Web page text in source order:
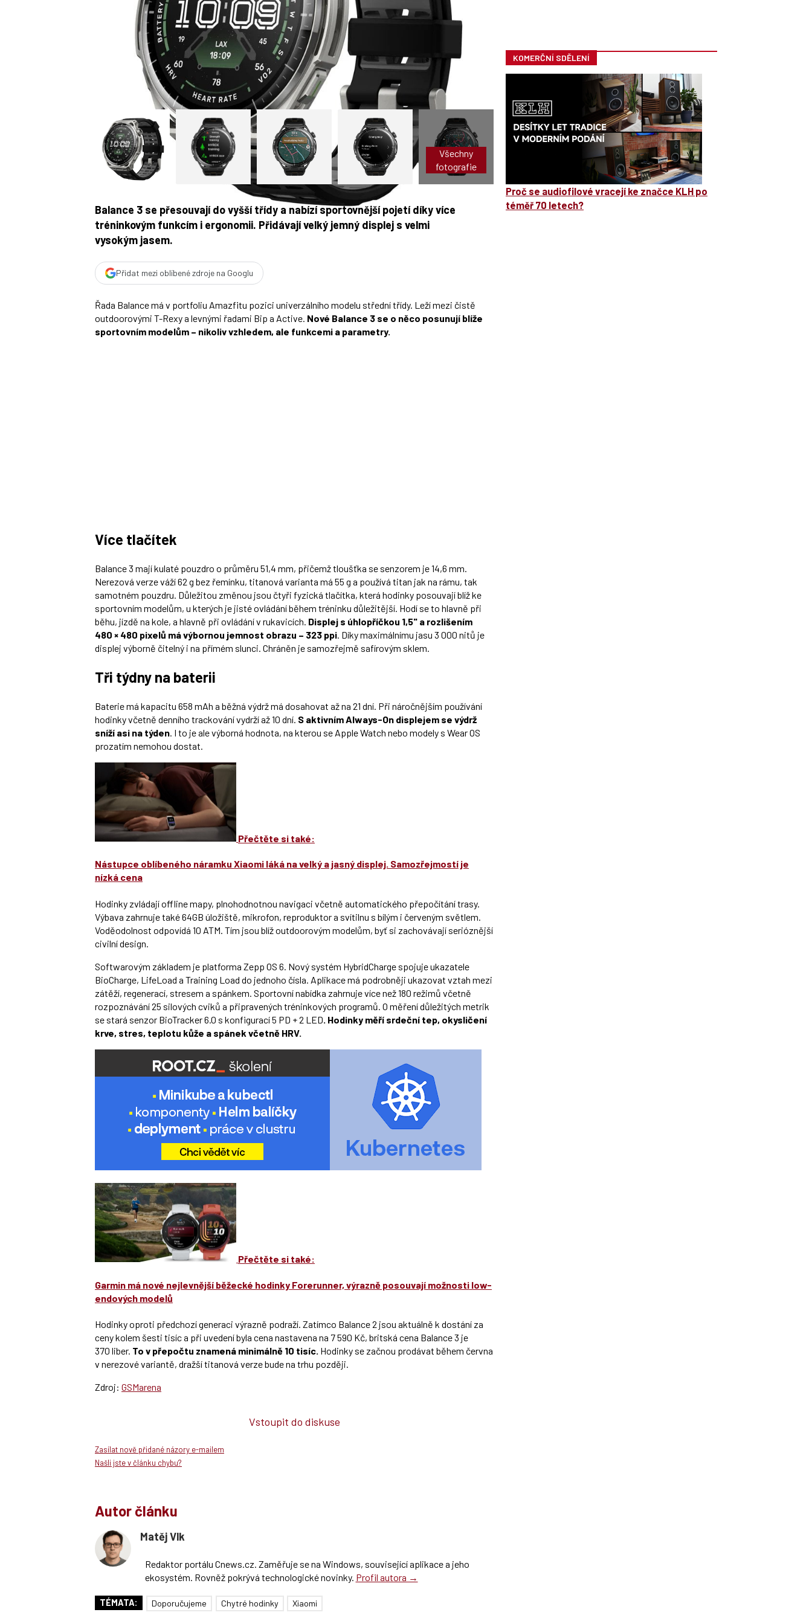
Všechny
fotografie
Balance 3 se přesouvají do vyšší třídy a nabízí sportovnější pojetí díky více
tréninkovým funkcím i ergonomii. Přidávají velký jemný displej s velmi
vysokým jasem.
Přidat mezi oblíbené zdroje na Googlu
Řada Balance má v portfoliu Amazfitu pozici univerzálního modelu střední třídy. Leží mezi čistě
outdoorovými T-Rexy a levnými řadami Bip a Active. Nové Balance 3 se o něco posunují blíže
sportovním modelům – nikoliv vzhledem, ale funkcemi a parametry.
Více tlačítek
Balance 3 mají kulaté pouzdro o průměru 51,4 mm, přičemž tloušťka se senzorem je 14,6 mm.
Nerezová verze váží 62 g bez řemínku, titanová varianta má 55 g a používá titan jak na rámu, tak
samotném pouzdru. Důležitou změnou jsou čtyři fyzická tlačítka, která hodinky posouvají blíž ke
sportovním modelům, u kterých je jisté ovládání během tréninku důležitější. Hodí se to hlavně při
běhu, jízdě na kole, a hlavně při ovládání v rukavicích. Displej s úhlopříčkou 1,5" a rozlišením
480 × 480 pixelů má výbornou jemnost obrazu – 323 ppi. Díky maximálnímu jasu 3 000 nitů je
displej výborně čitelný i na přímém slunci. Chráněn je samozřejmě safírovým sklem.
Tři týdny na baterii
Baterie má kapacitu 658 mAh a běžná výdrž má dosahovat až na 21 dní. Při náročnějším používání
hodinky včetně denního trackování vydrží až 10 dní. S aktivním Always-On displejem se výdrž
sníží asi na týden . I to je ale výborná hodnota, na kterou se Apple Watch nebo modely s Wear OS
prozatím nemohou dostat.
Přečtěte si také:
Nástupce oblíbeného náramku Xiaomi láká na velký a jasný displej. Samozřejmostí je
nízká cena
Hodinky zvládají offline mapy, plnohodnotnou navigaci včetně automatického přepočítání trasy.
Výbava zahrnuje také 64GB úložiště, mikrofon, reproduktor a svítilnu s bílým i červeným světlem.
Voděodolnost odpovídá 10 ATM. Tím jsou blíž outdoorovým modelům, byť si zachovávají serióznější
civilní design.
Softwarovým základem je platforma Zepp OS 6. Nový systém HybridCharge spojuje ukazatele
BioCharge, LifeLoad a Training Load do jednoho čísla. Aplikace má podrobněji ukazovat vztah mezi
zátěží, regenerací, stresem a spánkem. Sportovní nabídka zahrnuje více než 180 režimů včetně
rozpoznávání 25 silových cviků a připravených tréninkových programů. O měření důležitých metrik
se stará senzor BioTracker 6.0 s konfigurací 5 PD + 2 LED . Hodinky měří srdeční tep, okysličení
krve, stres, teplotu kůže a spánek včetně HRV.
Přečtěte si také:
Garmin má nové nejlevnější běžecké hodinky Forerunner, výrazně posouvají možnosti low-
endových modelů
Hodinky oproti předchozí generaci výrazně podraží. Zatímco Balance 2 jsou aktuálně k dostání za
ceny kolem šesti tisíc a při uvedení byla cena nastavena na 7 590 Kč, britská cena Balance 3 je
370 liber. To v přepočtu znamená minimálně 10 tisíc. Hodinky se začnou prodávat během června
v nerezové variantě, dražší titanová verze bude na trhu později.
Zdroj: GSMarena
Vstoupit do diskuse
Zasílat nově přidané názory e-mailem
Našli jste v článku chybu?
Autor článku
Matěj Vlk
Redaktor portálu Cnews.cz. Zaměřuje se na Windows, související aplikace a jeho
ekosystém. Rovněž pokrývá technologické novinky. Profil autora →
TÉMATA: Doporučujeme Chytré hodinky Xiaomi
KOMERČNÍ SDĚLENÍ
Proč se audiofilové vracejí ke značce KLH po
téměř 70 letech?